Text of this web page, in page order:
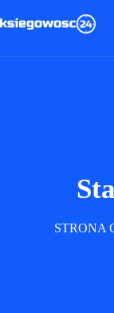
do
STRONA